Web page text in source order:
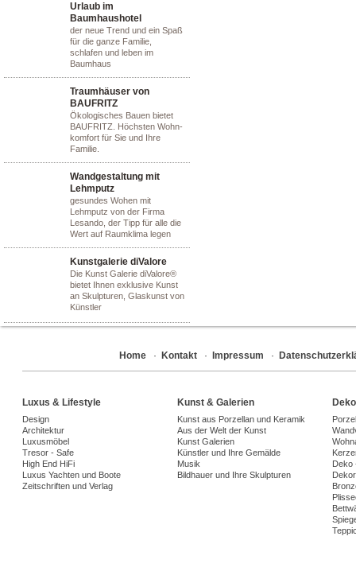
Urlaub im
Baumhaushotel
der neue Trend und ein Spaß
für die ganze Familie,
schlafen und leben im
Baumhaus
Traumhäuser von
BAUFRITZ
Ökologisches Bauen bietet
BAUFRITZ. Höchsten Wohn-
komfort für Sie und Ihre
Familie.
Wandgestaltung mit
Lehmputz
gesundes Wohen mit
Lehmputz von der Firma
Lesando, der Tipp für alle die
Wert auf Raumklima legen
Kunstgalerie diValore
Die Kunst Galerie diValore®
bietet Ihnen exklusive Kunst
an Skulpturen, Glaskunst von
Künstler
Home · Kontakt · Impressum ·
Luxus & Lifestyle
Design
Architektur
Luxusmöbel
Tresor - Safe
High End HiFi
Luxus Yachten und Boote
Zeitschriften und Verlag
Kunst & Galerien
Kunst aus Porzellan und Keramik
Aus der Welt der Kunst
Kunst Galerien
Künstler und Ihre Gemälde
Musik
Bildhauer und Ihre Skulpturen
Deko